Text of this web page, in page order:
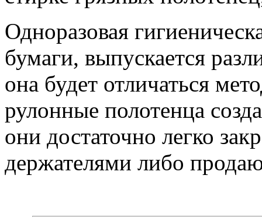
Одноразовая
бумаги, выпускается
она будет отличаться
рулонные полотенца
они достаточно легко
держателями либо